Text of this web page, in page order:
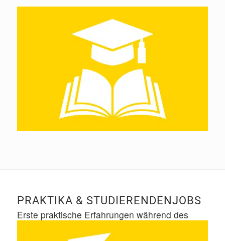
PRAKTIKA & STUDIERENDENJOBS
Erste praktische Erfahrungen während des